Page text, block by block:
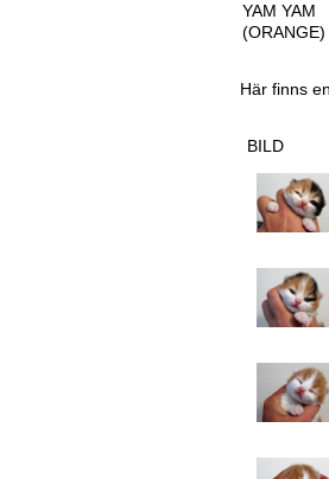
YAM YAM
(ORANGE)
Här finns
BILD